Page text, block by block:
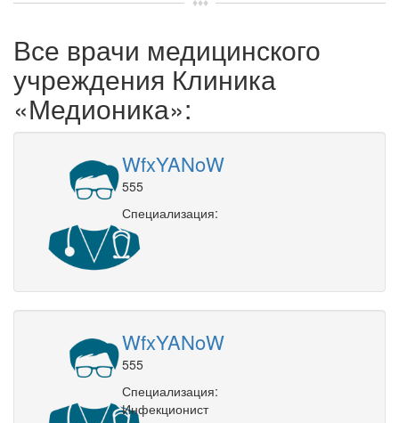
Все врачи медицинского
учреждения Клиника
«Медионика»:
WfxYANoW
555
Специализация:
WfxYANoW
555
Специализация:
Инфекционист